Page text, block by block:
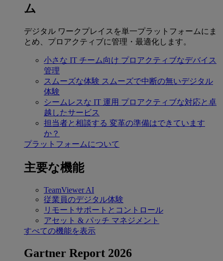
ム
デジタル ワークプレイスを単一プラットフォームにま
とめ、プロアクティブに管理・最適化します。
小さな IT チーム向け プロアクティブなデバイス
管理
スムーズな体験 スムーズで中断の無いデジタル
体験
シームレスな IT 運用 プロアクティブな対応と卓
越したサービス
担当者と相談する 変革の準備はできています
か？
プラットフォームについて
主要な機能
TeamViewer AI
従業員のデジタル体験
リモートサポートとコントロール
アセット & パッチ マネジメント
すべての機能を表示
Gartner Report 2026